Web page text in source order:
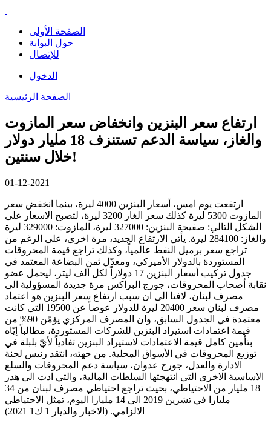
الصفحة الأولى
حول البوابة
للإتصال
الدخول
الصفحة الرئيسية
ارتفاع سعر البنزين وانخفاض سعر المازوت
والغاز، سياسة الدعم تستنزف 18 مليار دولار
خلال سنتين!
01-12-2021
ارتفعت يوم امس، أسعار البنزين 4000 ليرة، بينما انخفض سعر
المازوت 5300 ليرة كذلك سعر الغاز 3200 ليرة، لتصبح الاسعار على
الشكل التالي: صفيحة البنزين: 327000 ليرة، المازوت: 329000 ليرة
والغاز: 284100 ليرة. يأتي الارتفاع الجديد، مرة اخرى، على الرغم من
تراجع سعر برميل النفط عالمياً، وكذلك تراجع قيمة المحروقات
المستوردة بالدولار الأميركي، ومعدّل ثمن البضاعة المعتمد في
جدول تركيب أسعار البنزين 17 دولاراً لكل ألف ليتر، ليحمل عضو
نقابة أصحاب المحروقات، جورج البراكس مرة جديدة المسؤولية الى
مصرف لبنان، لافتا الى ان سبب ارتفاع سعر البنزين هو اعتماد
مصرف لبنان سعر 20400 ليرة للدولار عوضاً عن 19500 التي كانت
معتمدة في الجدول السابق، وان المصرف المركزي يؤمّن 90% من
قيمة اعتمادات استيراد البنزين للشركات المستوردة، مطالباً إيّاه
بتأمين كامل قيمة الاعتمادات لاستيراد البنزين تفادياً لأيّ بلبلة في
توزيع المحروقات في الأسواق المحلية. من جهته، انتقد رئيس لجنة
الادارة والعدل، جورج عدوان، سياسة دعم المحروقات والسلع
الاساسية الاخرى التي انتهجتها السلطات المالية، والتي ادت الى هدر
18 مليار من الاحتياطي، بحيث تراجع احتياطي مصرف لبنان من 34
مليارا في تشرين 2019 الى 14 مليارا اليوم، تمثل الاحتياطي
الالزامي. (الاخبار والديار 1 ك1 2021)